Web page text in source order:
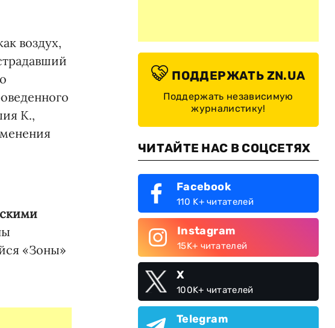
воздух,
К.,
«Зоны»
ПОДДЕРЖАТЬ ZN.UA
Поддержать независимую
журналистику!
ЧИТАЙТЕ НАС В СОЦСЕТЯХ
Facebook
110 K+ читателей
Instagram
15K+ читателей
X
100K+ читателей
Telegram